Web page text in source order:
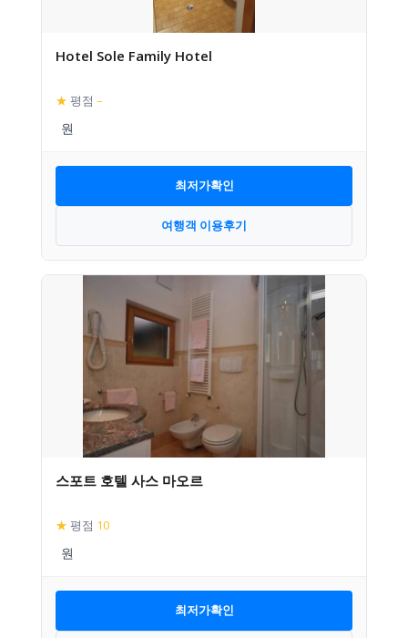
Hotel Sole Family Hotel
★ 평점 –
최저가확인
여행객 이용후기
스포트 호텔 사스 마오르
★ 평점 10
최저가확인